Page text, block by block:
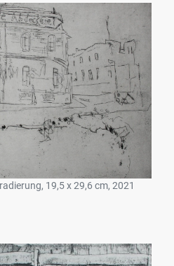
19,5 x 29,6 cm, 2021